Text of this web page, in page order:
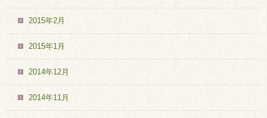
2015年2月
2015年1月
2014年12月
2014年11月